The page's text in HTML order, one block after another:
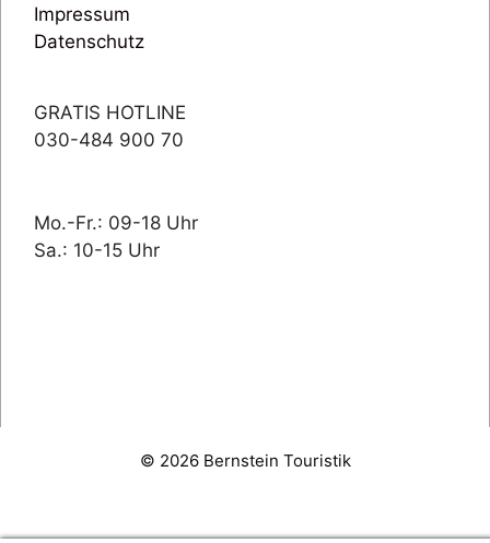
Impressum
Datenschutz
GRATIS HOTLINE
030-484 900 70
Mo.-Fr.: 09-18 Uhr
Sa.: 10-15 Uhr
© 2026 Bernstein Touristik